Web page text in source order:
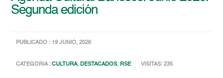
Segunda edición
PUBLICADO : 19 JUNIO, 2026
CATEGORIA :CULTURA,DESTACADOS, RSE VISITAS: 235